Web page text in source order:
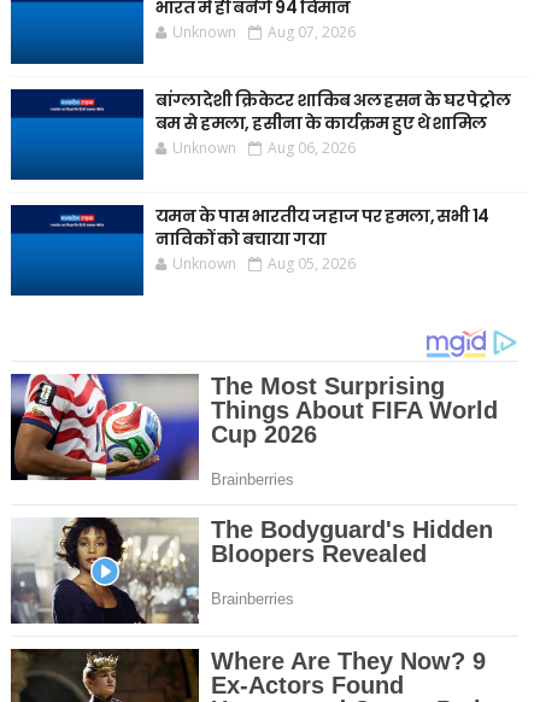
भारत में ही बनेंगे 94 विमान
Unknown Aug 07, 2026
बांग्लादेशी क्रिकेटर शाकिब अल हसन के घर पेट्रोल
बम से हमला, हसीना के कार्यक्रम हुए थे शामिल
Unknown Aug 06, 2026
यमन के पास भारतीय जहाज पर हमला, सभी 14
नाविकों को बचाया गया
Unknown Aug 05, 2026